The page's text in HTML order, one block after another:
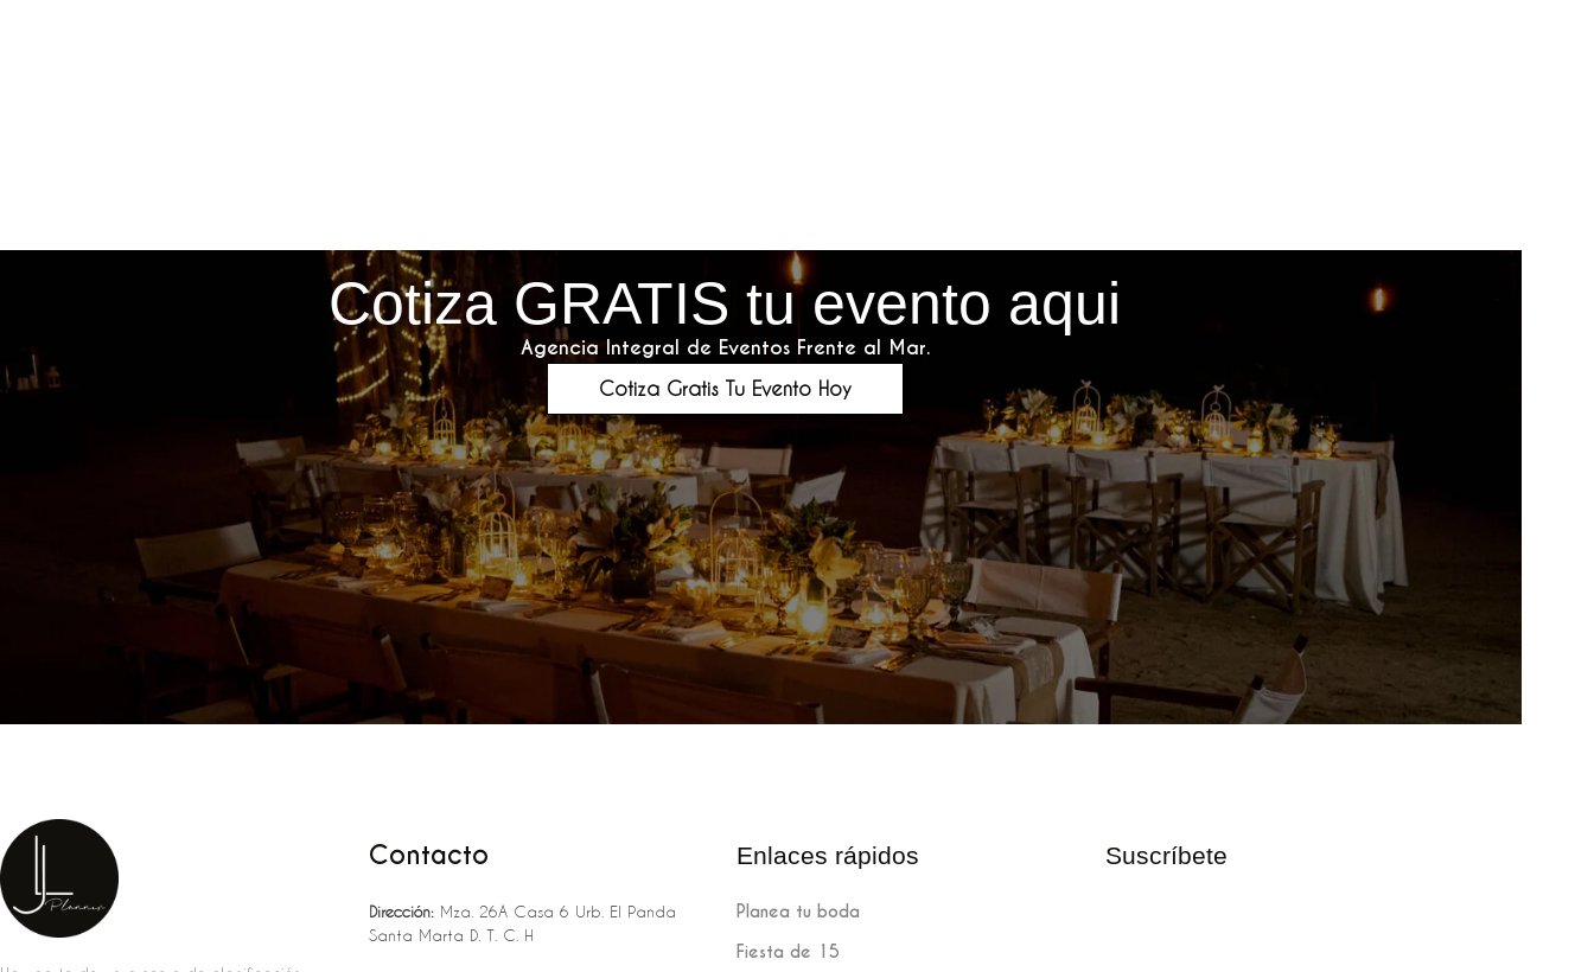
Cotiza GRATIS tu evento aqui
Agencia Integral de Eventos Frente al Mar.
Cotiza Gratis Tu Evento Hoy
Contacto
Dirección:Mza. 26A Casa 6 Urb. El Panda
Santa Marta D. T. C. H
Enlaces rápidos
Planea tu boda
Fiesta de 15
Suscríbete